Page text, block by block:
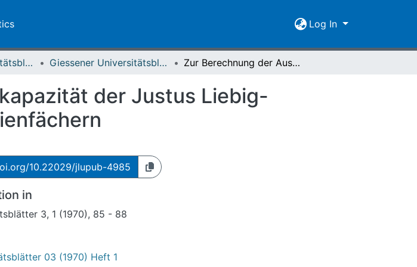
Log In
Giessener Universitätsblätter Giessener Universitätsblätter 03 (1970) Heft 1 Zur Berechnung der Ausbildungskapazität der Justus Liebig-Universität in den einzelnen Studienfächern
der Justus Liebig-
10.22029/jlupub-4985
in
3, 1 (1970), 85 - 88
03 (1970) Heft 1